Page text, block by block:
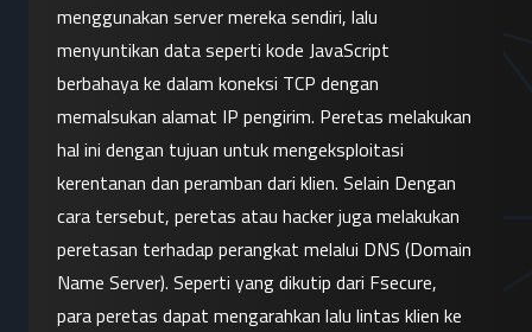
menggunakan server mereka sendiri, lalu
menyuntikan data seperti kode JavaScript
berbahaya ke dalam koneksi TCP dengan
memalsukan alamat IP pengirim. Peretas melakukan
hal ini dengan tujuan untuk mengeksploitasi
kerentanan dan peramban dari klien. Selain Dengan
cara tersebut, peretas atau hacker juga melakukan
peretasan terhadap perangkat melalui DNS (Domain
Name Server). Seperti yang dikutip dari Fsecure,
para peretas dapat mengarahkan lalu lintas klien ke